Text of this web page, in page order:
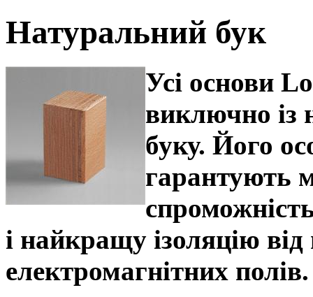
Натуральний бук
Усі основи
виключно із
буку. Його
гарантують
і найкращу ізоляцію від
електромагнітних полів.